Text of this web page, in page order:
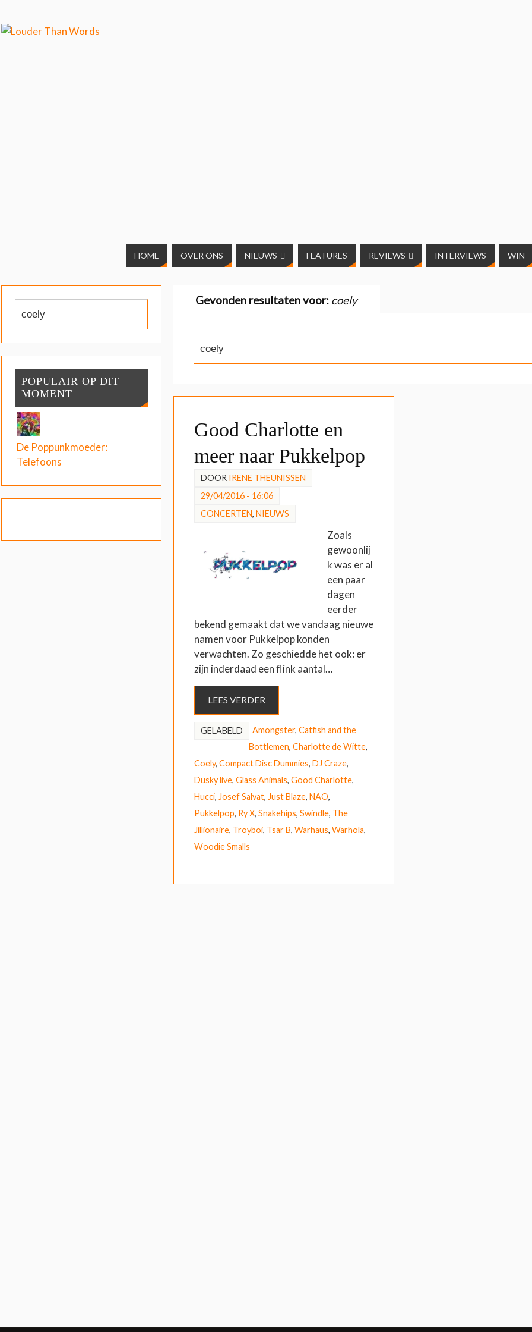
HOME OVER ONS NIEUWS FEATURES REVIEWS INTERVIEWS WIN
Gevonden resultaten voor: coely
Good Charlotte en
meer naar Pukkelpop
DOOR IRENE THEUNISSEN
29/04/2016 - 16:06
CONCERTEN, NIEUWS
Zoals
gewoonlij
k was er al
een paar
dagen
eerder
bekend gemaakt dat we vandaag nieuwe
namen voor Pukkelpop konden
verwachten. Zo geschiedde het ook: er
zijn inderdaad een flink aantal…
LEES VERDER
GELABELD Amongster, Catfish and the
Bottlemen, Charlotte de Witte,
Coely, Compact Disc Dummies, DJ Craze,
Dusky live, Glass Animals, Good Charlotte,
Hucci, Josef Salvat, Just Blaze, NAO,
Pukkelpop, Ry X, Snakehips, Swindle, The
Jillionaire, Troyboi, Tsar B, Warhaus, Warhola,
Woodie Smalls
POPULAIR OP DIT
MOMENT
De Poppunkmoeder:
Telefoons
weten over ons cookiegebruik.